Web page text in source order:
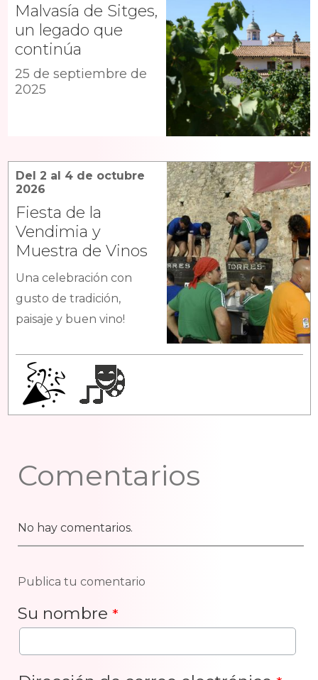
Malvasía de Sitges,
un legado que
continúa
25 de septiembre de
2025
Del 2 al 4 de octubre
2026
Fiesta de la
Vendimia y
Muestra de Vinos
Una celebración con
gusto de tradición,
paisaje y buen vino!
Comentarios
No hay comentarios.
Publica tu comentario
Su nombre *